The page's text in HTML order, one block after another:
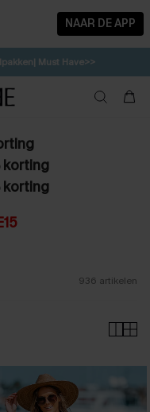
NAAR DE APP
korting>>
Must Have>>
korting>>
SW15
korting
korting
936 artikelen